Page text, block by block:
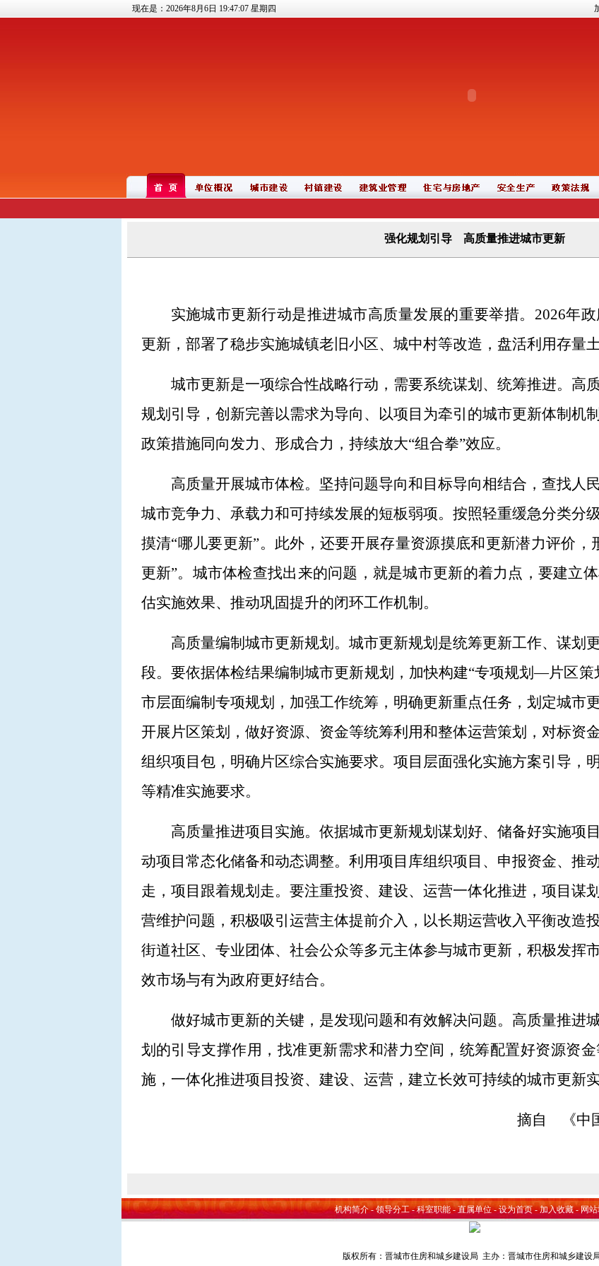
现在是：2026年8月6日 19:47:07 星期四
强化规划引导 高质量推进城市更新
实施城市更新行动是推进城市高质量发展的重要举措。2026年
更新，部署了稳步实施城镇老旧小区、城中村等改造，盘活利用存量
城市更新是一项综合性战略行动，需要系统谋划、统筹推进。高
规划引导，创新完善以需求为导向、以项目为牵引的城市更新体制机
政策措施同向发力、形成合力，持续放大“组合拳”效应。
高质量开展城市体检。坚持问题导向和目标导向相结合，查找人
城市竞争力、承载力和可持续发展的短板弱项。按照轻重缓急分类分
摸清“哪儿要更新”。此外，还要开展存量资源摸底和更新潜力评价，
更新”。城市体检查找出来的问题，就是城市更新的着力点，要建立
估实施效果、推动巩固提升的闭环工作机制。
高质量编制城市更新规划。城市更新规划是统筹更新工作、谋划
段。要依据体检结果编制城市更新规划，加快构建“专项规划—片区
市层面编制专项规划，加强工作统筹，明确更新重点任务，划定城市
开展片区策划，做好资源、资金等统筹利用和整体运营策划，对标资
组织项目包，明确片区综合实施要求。项目层面强化实施方案引导，
等精准实施要求。
高质量推进项目实施。依据城市更新规划谋划好、储备好实施项
动项目常态化储备和动态调整。利用项目库组织项目、申报资金、推
走，项目跟着规划走。要注重投资、建设、运营一体化推进，项目谋
营维护问题，积极吸引运营主体提前介入，以长期运营收入平衡改造
街道社区、专业团体、社会公众等多元主体参与城市更新，积极发挥
效市场与有为政府更好结合。
做好城市更新的关键，是发现问题和有效解决问题。高质量推进
划的引导支撑作用，找准更新需求和潜力空间，统筹配置好资源资
施，一体化推进项目投资、建设、运营，建立长效可持续的城市更新实
摘自 《中
机构简介-领导分工-科室职能-直属单位-设为首页-加入收藏-网
版权所有：晋城市住房和城乡建设局 主办：晋城市住房和城乡建设